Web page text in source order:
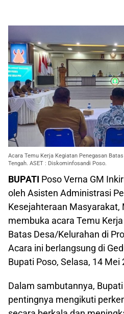
Acara Temu Kerja Kegiatan Penegasan
Tengah. ASET : Diskominfosandi Poso.
BUPATI Poso Verna GM
oleh Asisten Administrasi
Kesejahteraan Masyarakat,
membuka acara Temu
Batas Desa/Kelurahan di
Acara ini berlangsung di
Bupati Poso, Selasa, 14 Mei
Dalam sambutannya,
pentingnya mengikuti